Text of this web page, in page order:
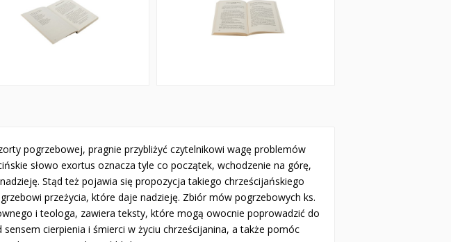
pogrzebowej, pragnie przybliżyć czytelnikowi wagę problemów
słowo exortus oznacza tyle co początek, wchodzenie na górę,
Stąd też pojawia się propozycja takiego chrześcijańskiego
przeżycia, które daje nadzieję. Zbiór mów pogrzebowych ks.
i teologa, zawiera teksty, które mogą owocnie poprowadzić do
cierpienia i śmierci w życiu chrześcijanina, a także pomóc